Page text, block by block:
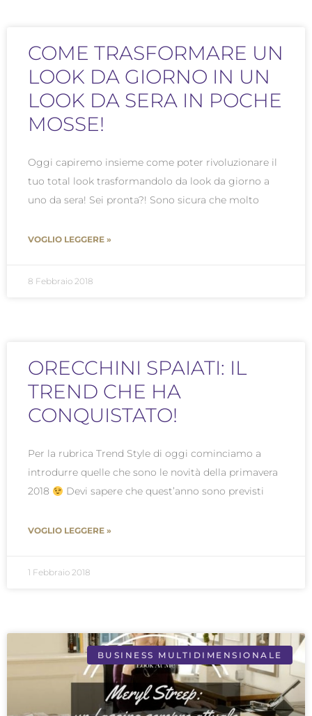
COME TRASFORMARE UN
LOOK DA GIORNO IN UN
LOOK DA SERA IN POCHE
MOSSE!
Oggi capiremo insieme come poter rivoluzionare il
tuo total look trasformandolo da look da giorno a
uno da sera! Sei pronta?! Sono sicura che molto
VOGLIO LEGGERE »
8 Febbraio 2018
ORECCHINI SPAIATI: IL
TREND CHE HA
CONQUISTATO!
Per la rubrica Trend Style di oggi cominciamo a
introdurre quelle che sono le novità della primavera
2018
Devi sapere che quest’anno sono previsti
VOGLIO LEGGERE »
1 Febbraio 2018
BUSINESS MULTIDIMENSIONALE